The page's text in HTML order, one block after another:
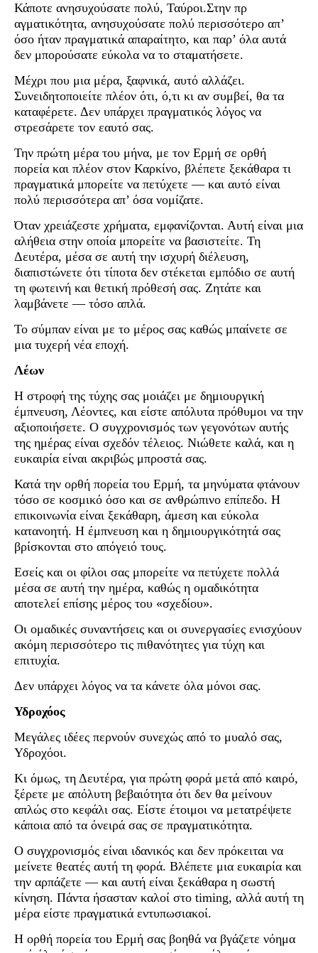
Κάποτε ανησυχούσατε πολύ, Ταύροι.Στην πρ
αγματικότητα, ανησυχούσατε πολύ περισσότερο απ’
όσο ήταν πραγματικά απαραίτητο, και παρ’ όλα αυτά
δεν μπορούσατε εύκολα να το σταματήσετε.
Μέχρι που μια μέρα, ξαφνικά, αυτό αλλάζει.
Συνειδητοποιείτε πλέον ότι, ό,τι κι αν συμβεί, θα τα
καταφέρετε. Δεν υπάρχει πραγματικός λόγος να
στρεσάρετε τον εαυτό σας.
Την πρώτη μέρα του μήνα, με τον Ερμή σε ορθή
πορεία και πλέον στον Καρκίνο, βλέπετε ξεκάθαρα τι
πραγματικά μπορείτε να πετύχετε — και αυτό είναι
πολύ περισσότερα απ’ όσα νομίζατε.
Όταν χρειάζεστε χρήματα, εμφανίζονται. Αυτή είναι μια
αλήθεια στην οποία μπορείτε να βασιστείτε. Τη
Δευτέρα, μέσα σε αυτή την ισχυρή διέλευση,
διαπιστώνετε ότι τίποτα δεν στέκεται εμπόδιο σε αυτή
τη φωτεινή και θετική πρόθεσή σας. Ζητάτε και
λαμβάνετε — τόσο απλά.
Το σύμπαν είναι με το μέρος σας καθώς μπαίνετε σε
μια τυχερή νέα εποχή.
Λέων
Η στροφή της τύχης σας μοιάζει με δημιουργική
έμπνευση, Λέοντες, και είστε απόλυτα πρόθυμοι να την
αξιοποιήσετε. Ο συγχρονισμός των γεγονότων αυτής
της ημέρας είναι σχεδόν τέλειος. Νιώθετε καλά, και η
ευκαιρία είναι ακριβώς μπροστά σας.
Κατά την ορθή πορεία του Ερμή, τα μηνύματα φτάνουν
τόσο σε κοσμικό όσο και σε ανθρώπινο επίπεδο. Η
επικοινωνία είναι ξεκάθαρη, άμεση και εύκολα
κατανοητή. Η έμπνευση και η δημιουργικότητά σας
βρίσκονται στο απόγειό τους.
Εσείς και οι φίλοι σας μπορείτε να πετύχετε πολλά
μέσα σε αυτή την ημέρα, καθώς η ομαδικότητα
αποτελεί επίσης μέρος του «σχεδίου».
Οι ομαδικές συναντήσεις και οι συνεργασίες ενισχύουν
ακόμη περισσότερο τις πιθανότητες για τύχη και
επιτυχία.
Δεν υπάρχει λόγος να τα κάνετε όλα μόνοι σας.
Υδροχόος
Μεγάλες ιδέες περνούν συνεχώς από το μυαλό σας,
Υδροχόοι.
Κι όμως, τη Δευτέρα, για πρώτη φορά μετά από καιρό,
ξέρετε με απόλυτη βεβαιότητα ότι δεν θα μείνουν
απλώς στο κεφάλι σας. Είστε έτοιμοι να μετατρέψετε
κάποια από τα όνειρά σας σε πραγματικότητα.
Ο συγχρονισμός είναι ιδανικός και δεν πρόκειται να
μείνετε θεατές αυτή τη φορά. Βλέπετε μια ευκαιρία και
την αρπάζετε — και αυτή είναι ξεκάθαρα η σωστή
κίνηση. Πάντα ήσασταν καλοί στο timing, αλλά αυτή τη
μέρα είστε πραγματικά εντυπωσιακοί.
Η ορθή πορεία του Ερμή σας βοηθά να βγάζετε νόημα